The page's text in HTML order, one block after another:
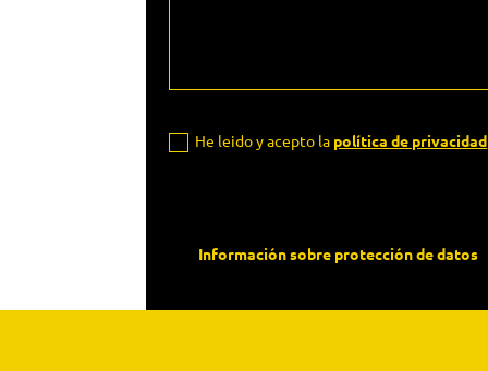
He leido y acepto la política de privacidad
Información sobre protección de datos